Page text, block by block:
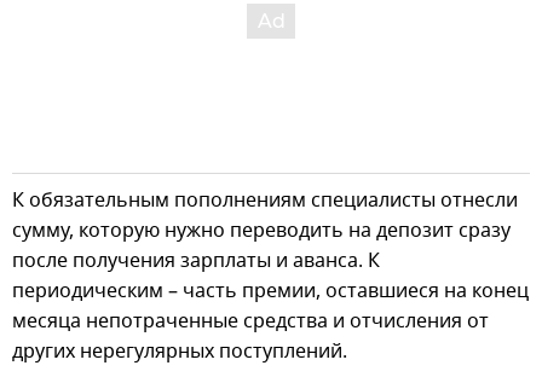
К обязательным пополнениям специалисты отнесли
сумму, которую нужно переводить на депозит сразу
после получения зарплаты и аванса. К
периодическим – часть премии, оставшиеся на конец
месяца непотраченные средства и отчисления от
других нерегулярных поступлений.